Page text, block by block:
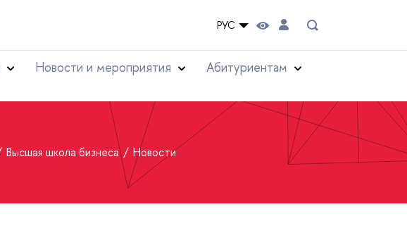
РУС
Новости и мероприятия
Абитуриентам
Высшая школа бизнеса Новости